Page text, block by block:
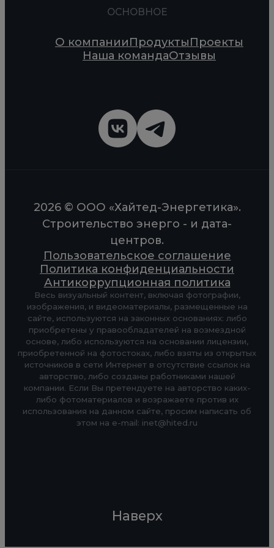
ОСНОВНОЕ
О компанииПродуктыПроекты
Наша командаОтзывы
Наверх
2026 © ООО «Хайтед-Энергетика».
Строительство энерго - и дата-
центров.
Пользовательское соглашение
Политика конфиденциальности
Антикоррупционная политика
Весь визуальный контент, включая фотографии,
изображения, и видеоматериалы, размещенные на
сайте, используются на законных основаниях: либо
приобретены у правообладателей на возмездной
основе, либо используются на основании лицензии,
приобретенной на фотостоках, либо взяты из открытых
источников в сети Интернет в отсутствие ссылок на
авторство, либо созданы работниками нашей
компании. Если Вы претендуете на авторство каких-
либо фотоматериалов и возражаете против их
использования на данном сайте, просим написать об
этом на e-mail: inet@hited.ru